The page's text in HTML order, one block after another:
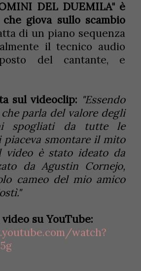
DEL DUEMILA" è
giova sullo scambio
di un piano sequenza
il tecnico audio
del cantante, e
sul videoclip: "Essendo
parla del valore degli
spogliati da tutte le
piaceva smontare il mito
video è stato ideato da
da Agustin Cornejo,
cameo del mio amico
su YouTube:
watch?